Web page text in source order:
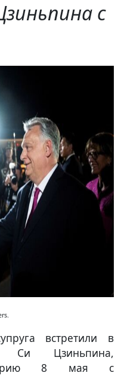
с
встретили в
Си Цзиньпина,
8 мая с